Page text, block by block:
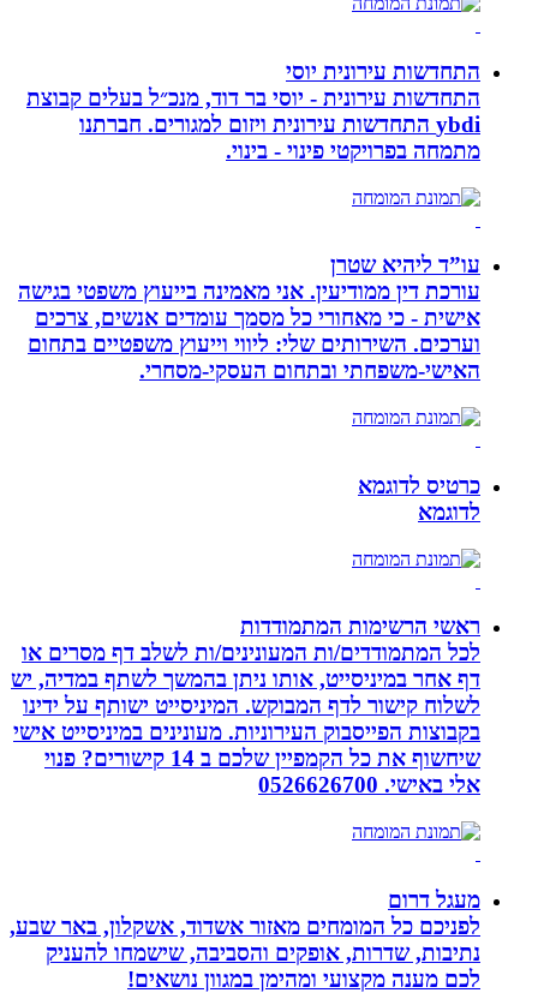
התחדשות עירונית יוסי
התחדשות עירונית - יוסי בר דוד, מנכ״ל בעלים קבוצת
ybdi התחדשות עירונית ויזום למגורים. חברתנו
מתמחה בפרויקטי פינוי - בינוי.
עו”ד ליהיא שטרן
עורכת דין ממודיעין. אני מאמינה בייעוץ משפטי בגישה
אישית - כי מאחורי כל מסמך עומדים אנשים, צרכים
וערכים. השירותים שלי: ליווי וייעוץ משפטיים בתחום
האישי-משפחתי ובתחום העסקי-מסחרי.
כרטיס לדוגמא
לדוגמא
ראשי הרשימות המתמודדות
לכל המתמודדים/ות המעונינים/ות לשלב דף מסרים או
דף אחר במיניסייט, אותו ניתן בהמשך לשתף במדיה, יש
לשלוח קישור לדף המבוקש. המיניסייט ישותף על ידינו
בקבוצות הפייסבוק העירוניות. מעונינים במיניסייט אישי
שיחשוף את כל הקמפיין שלכם ב 14 קישורים? פנוי
אלי באישי. 0526626700
מעגל דרום
לפניכם כל המומחים מאזור אשדוד, אשקלון, באר שבע,
נתיבות, שדרות, אופקים והסביבה, שישמחו להעניק
לכם מענה מקצועי ומהימן במגוון נושאים!